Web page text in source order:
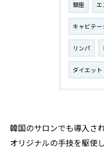
銀座 エ
キャビテー
リンパ
ダイエット
韓国のサロンでも導入さ
オリジナルの手技を駆使